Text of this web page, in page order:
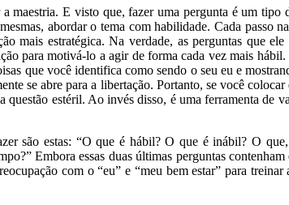
maestria. E visto que, fazer uma pergunta é um tipo
abordar o tema com habilidade. Cada passo
mais estratégica. Na verdade, as perguntas que ele
para motivá-lo a agir de forma cada vez mais
que você identifica como sendo o seu eu e
se abre para a libertação. Portanto, se você
questão estéril. Ao invés disso, é uma ferramenta de
são estas: “O que é hábil? O que é inábil? O
Embora essas duas últimas perguntas contenham
com o “eu” e “meu bem estar” para treinar